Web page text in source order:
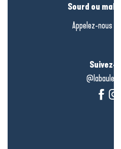
Sourd ou
Appelez-nous en
Suivez-